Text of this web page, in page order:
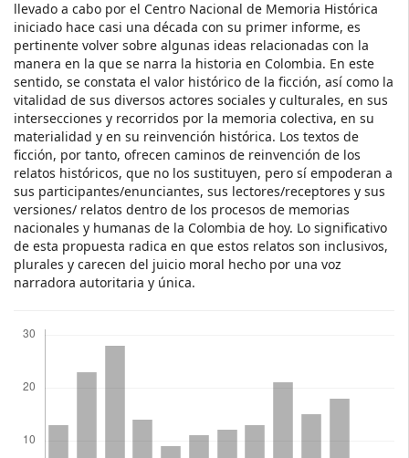
llevado a cabo por el Centro Nacional de Memoria Histórica
iniciado hace casi una década con su primer informe, es
pertinente volver sobre algunas ideas relacionadas con la
manera en la que se narra la historia en Colombia. En este
sentido, se constata el valor histórico de la ficción, así como la
vitalidad de sus diversos actores sociales y culturales, en sus
intersecciones y recorridos por la memoria colectiva, en su
materialidad y en su reinvención histórica. Los textos de
ficción, por tanto, ofrecen caminos de reinvención de los
relatos históricos, que no los sustituyen, pero sí empoderan a
sus participantes/enunciantes, sus lectores/receptores y sus
versiones/ relatos dentro de los procesos de memorias
nacionales y humanas de la Colombia de hoy. Lo significativo
de esta propuesta radica en que estos relatos son inclusivos,
plurales y carecen del juicio moral hecho por una voz
narradora autoritaria y única.